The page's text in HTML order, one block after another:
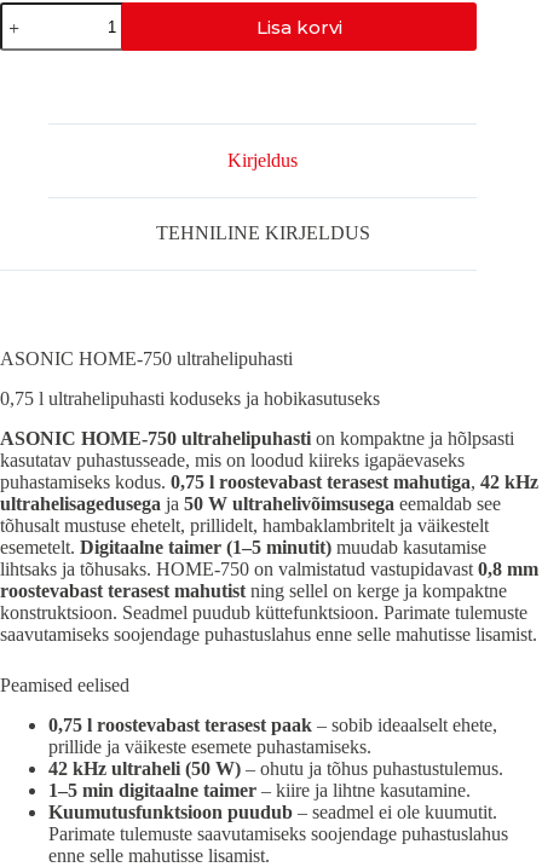
HOME-
750
kogus
Lisa korvi
Kirjeldus
TEHNILINE KIRJELDUS
ASONIC HOME-750 ultrahelipuhasti
0,75 l ultrahelipuhasti koduseks ja hobikasutuseks
ASONIC HOME-750 ultrahelipuhasti on kompaktne ja hõlpsasti
kasutatav puhastusseade, mis on loodud kiireks igapäevaseks
puhastamiseks kodus. 0,75 l roostevabast terasest mahutiga, 42 kHz
ultrahelisagedusega ja 50 W ultrahelivõimsusega eemaldab see
tõhusalt mustuse ehetelt, prillidelt, hambaklambritelt ja väikestelt
esemetelt. Digitaalne taimer (1–5 minutit) muudab kasutamise
lihtsaks ja tõhusaks. HOME-750 on valmistatud vastupidavast 0,8 mm
roostevabast terasest mahutist ning sellel on kerge ja kompaktne
konstruktsioon. Seadmel puudub küttefunktsioon. Parimate tulemuste
saavutamiseks soojendage puhastuslahus enne selle mahutisse lisamist.
Peamised eelised
0,75 l roostevabast terasest paak – sobib ideaalselt ehete,
prillide ja väikeste esemete puhastamiseks.
42 kHz ultraheli (50 W) – ohutu ja tõhus puhastustulemus.
1–5 min digitaalne taimer – kiire ja lihtne kasutamine.
Kuumutusfunktsioon puudub – seadmel ei ole kuumutit.
Parimate tulemuste saavutamiseks soojendage puhastuslahus
enne selle mahutisse lisamist.